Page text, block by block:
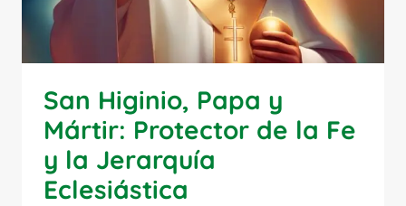
San Higinio, Papa y
Mártir: Protector de la Fe
y la Jerarquía
Eclesiástica